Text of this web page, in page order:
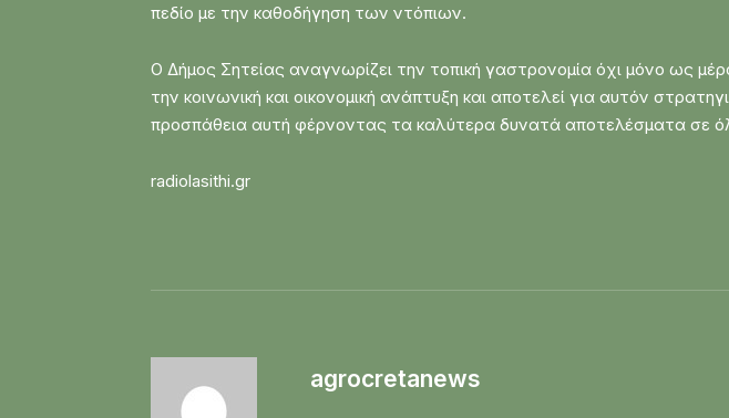
πεδίο με την καθοδήγηση των ντόπιων.
Ο Δήμος Σητείας αναγνωρίζει την τοπική γαστρονομία όχι μόνο ως
την κοινωνική και οικονομική ανάπτυξη και αποτελεί για αυτόν
προσπάθεια αυτή φέρνοντας τα καλύτερα δυνατά αποτελέσματα σε
radiolasithi.gr
agrocretanews